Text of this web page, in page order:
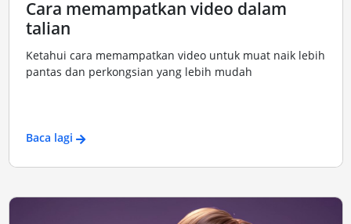
Cara memampatkan video dalam
talian
Ketahui cara memampatkan video untuk muat naik lebih
pantas dan perkongsian yang lebih mudah
Baca lagi